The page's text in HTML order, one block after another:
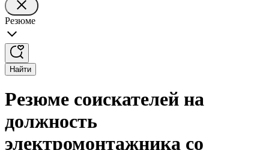
Резюме
Найти
Резюме соискателей на
должность
электромонтажника со